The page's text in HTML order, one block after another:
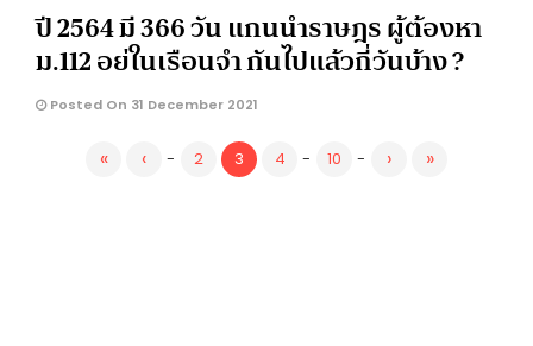
ปี 2564 มี 366 วัน แกนนำราษฎร ผู้ต้องหา
ม.112 อย่ในเรือนจำ กันไปแล้วกี่วันบ้าง ?
Posted On 31 December 2021
« ‹ - 2 3 4 - 10 - › »